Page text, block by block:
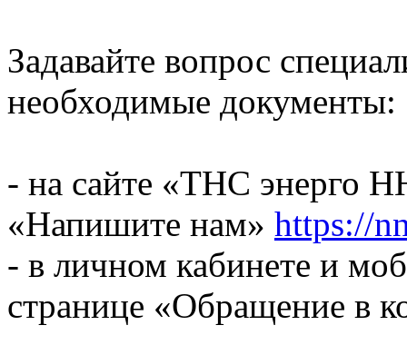
Задавайте вопрос
необходимые документы:
- на сайте «ТНС энерго
«Напишите нам» https://
- в личном кабинете и
странице «Обращение в